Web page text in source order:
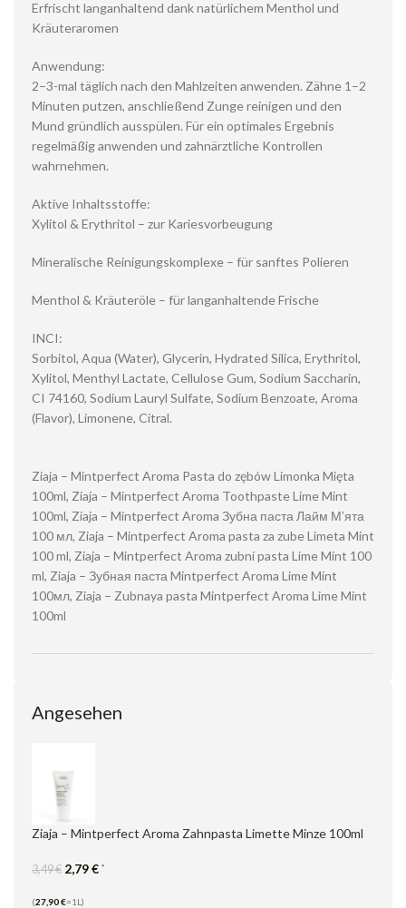
Erfrischt langanhaltend dank natürlichem Menthol und
Kräuteraromen
Anwendung:
2–3-mal täglich nach den Mahlzeiten anwenden. Zähne 1–2
Minuten putzen, anschließend Zunge reinigen und den
Mund gründlich ausspülen. Für ein optimales Ergebnis
regelmäßig anwenden und zahnärztliche Kontrollen
wahrnehmen.
Aktive Inhaltsstoffe:
Xylitol & Erythritol – zur Kariesvorbeugung
Mineralische Reinigungskomplexe – für sanftes Polieren
Menthol & Kräuteröle – für langanhaltende Frische
INCI:
Sorbitol, Aqua (Water), Glycerin, Hydrated Silica, Erythritol,
Xylitol, Menthyl Lactate, Cellulose Gum, Sodium Saccharin,
CI 74160, Sodium Lauryl Sulfate, Sodium Benzoate, Aroma
(Flavor), Limonene, Citral.
Ziaja – Mintperfect Aroma Pasta do zębów Limonka Mięta
100ml, Ziaja – Mintperfect Aroma Toothpaste Lime Mint
100ml, Ziaja – Mintperfect Aroma Зубна паста Лайм М’ята
100 мл, Ziaja – Mintperfect Aroma pasta za zube Limeta Mint
100 ml, Ziaja – Mintperfect Aroma zubní pasta Lime Mint 100
ml, Ziaja – Зубная паста Mintperfect Aroma Lime Mint
100мл, Ziaja – Zubnaya pasta Mintperfect Aroma Lime Mint
100ml
Angesehen
Ziaja – Mintperfect Aroma Zahnpasta Limette Minze 100ml
3,49€ 2,79€ *
(27,90€=1L)